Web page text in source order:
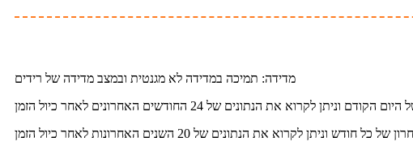
מדידה: תמיכה במדידה לא מגנטית ובמצב מדידה של רידים